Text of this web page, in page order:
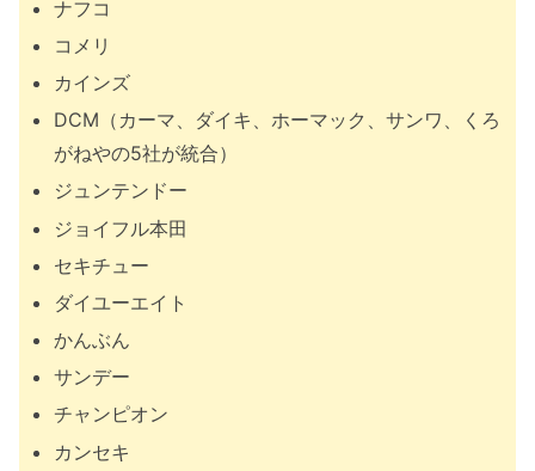
ナフコ
コメリ
カインズ
DCM（カーマ、ダイキ、ホーマック、サンワ、くろ
がねやの5社が統合）
ジュンテンドー
ジョイフル本田
セキチュー
ダイユーエイト
かんぶん
サンデー
チャンピオン
カンセキ